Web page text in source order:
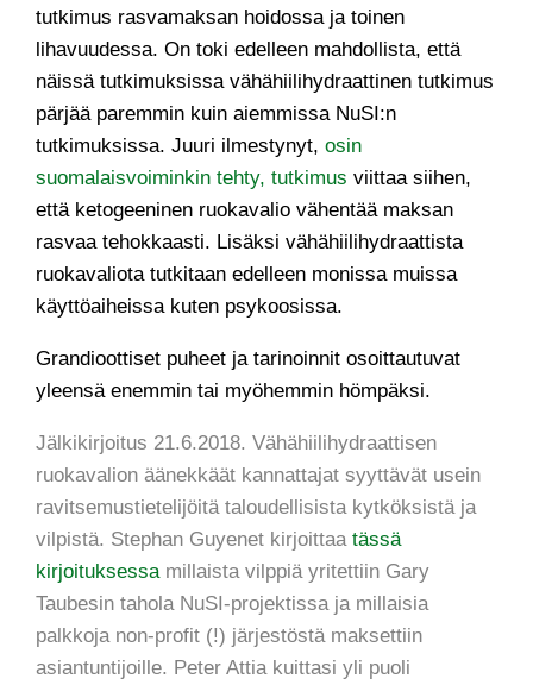
tutkimus rasvamaksan hoidossa ja toinen
lihavuudessa. On toki edelleen mahdollista, että
näissä tutkimuksissa vähähiilihydraattinen tutkimus
pärjää paremmin kuin aiemmissa NuSI:n
tutkimuksissa. Juuri ilmestynyt, osin
suomalaisvoiminkin tehty, tutkimus viittaa siihen,
että ketogeeninen ruokavalio vähentää maksan
rasvaa tehokkaasti. Lisäksi vähähiilihydraattista
ruokavaliota tutkitaan edelleen monissa muissa
käyttöaiheissa kuten psykoosissa.
Grandioottiset puheet ja tarinoinnit osoittautuvat
yleensä enemmin tai myöhemmin hömpäksi.
Jälkikirjoitus 21.6.2018. Vähähiilihydraattisen
ruokavalion äänekkäät kannattajat syyttävät usein
ravitsemustietelijöitä taloudellisista kytköksistä ja
vilpistä. Stephan Guyenet kirjoittaa tässä
kirjoituksessamillaista vilppiä yritettiin Gary
Taubesin tahola NuSI-projektissa ja millaisia
palkkoja non-profit (!) järjestöstä maksettiin
asiantuntijoille. Peter Attia kuittasi yli puoli